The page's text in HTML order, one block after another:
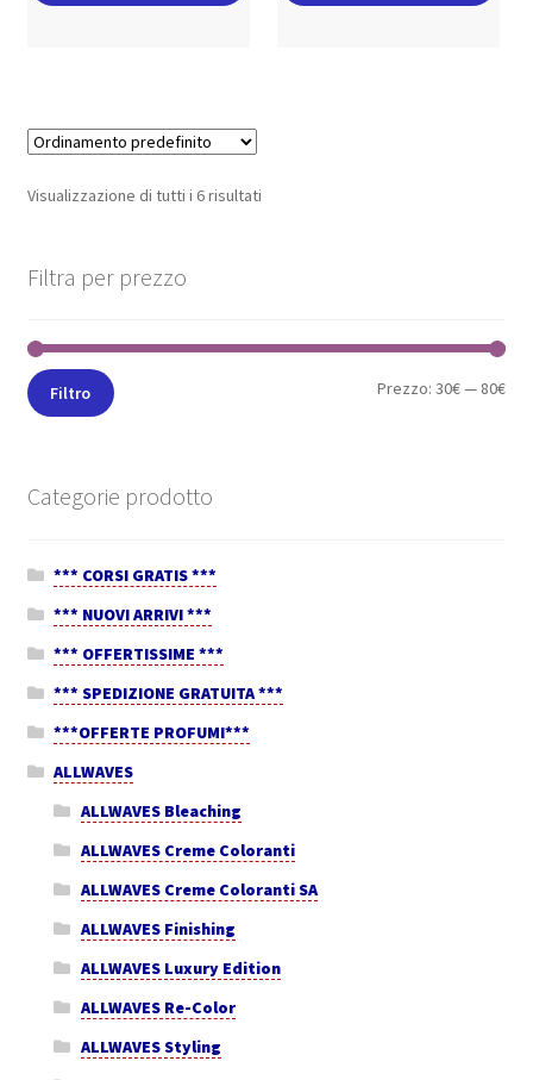
Visualizzazione di tutti i 6 risultati
Filtra per prezzo
Filtro Prezzo:30€— 80€
Categorie prodotto
*** CORSI GRATIS ***
*** NUOVI ARRIVI ***
*** OFFERTISSIME ***
*** SPEDIZIONE GRATUITA ***
***OFFERTE PROFUMI***
ALLWAVES
ALLWAVES Bleaching
ALLWAVES Creme Coloranti
ALLWAVES Creme Coloranti SA
ALLWAVES Finishing
ALLWAVES Luxury Edition
ALLWAVES Re-Color
ALLWAVES Styling